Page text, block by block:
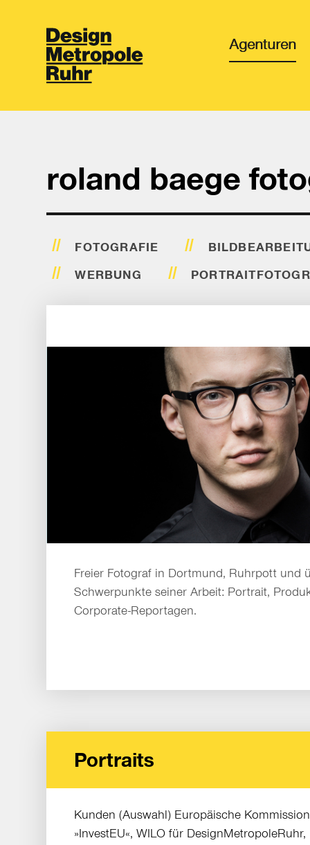
Agenturen
roland baege
FOTOGRAFIE
WERBUNG
Freier Fotograf in Dortmund, Ruhrpott und
Schwerpunkte seiner Arbeit: Portrait,
Corporate-Reportagen.
Portraits
Kunden (Auswahl) Europäische Kommission
»InvestEU«, WILO für DesignMetropoleRuhr,